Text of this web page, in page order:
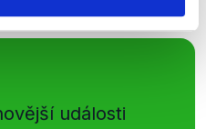
události